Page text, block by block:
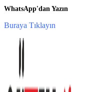
WhatsApp'dan Yazın
Buraya Tıklayın